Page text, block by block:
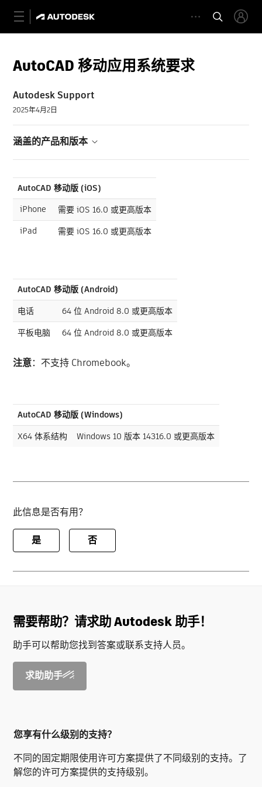
AutoCAD 移动应用系统要求
Autodesk Support
2025年4月2日
涵盖的产品和版本
AutoCAD 移动版 (iOS)
iPhone
需要 iOS 16.0 或更高版本
iPad
需要 iOS 16.0 或更高版本
AutoCAD 移动版 (Android)
电话
64 位 Android 8.0 或更高版本
平板电脑
64 位 Android 8.0 或更高版本
注意：不支持 Chromebook。
AutoCAD 移动版 (Windows)
X64 体系结构
Windows 10 版本 14316.0 或更高版本
此信息是否有用？
是 否
需要帮助？请求助 Autodesk 助手！
助手可以帮助您找到答案或联系支持人员。
求助助手
您享有什么级别的支持？
不同的固定期限使用许可方案提供了不同级别的支持。了
解您的许可方案提供的支持级别。